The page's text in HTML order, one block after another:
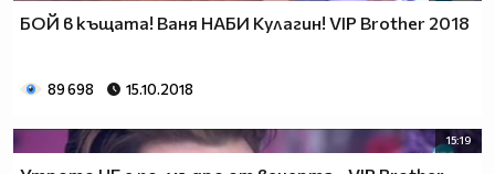
БОЙ в къщата! Ваня НАБИ Кулагин! VIP Brother 2018
89 698 15.10.2018
15:19